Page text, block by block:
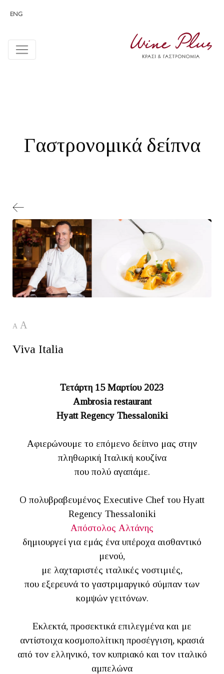
ENG
Γαστρονομικά δείπνα
A A
Viva Italia
Τετάρτη 15 Μαρτίου 2023
Ambrosia restaurant
Hyatt Regency Thessaloniki
Αφιερώνουμε το επόμενο δείπνο μας στην
πληθωρική Ιταλική κουζίνα
που πολύ αγαπάμε.
Ο πολυβραβευμένος Executive Chef του Hyatt
Regency Thessaloniki
Απόστολος Αλτάνης
δημιουργεί για εμάς ένα υπέροχα αισθαντικό
μενού,
με λαχταριστές ιταλικές νοστιμιές,
που εξερευνά το γαστριμαργικό σύμπαν των
κομψών γειτόνων.
Εκλεκτά, προσεκτικά επιλεγμένα και με
αντίστοιχα κοσμοπολίτικη προσέγγιση, κρασιά
από τον ελληνικό, τον κυπριακό και τον ιταλικό
αμπελώνα